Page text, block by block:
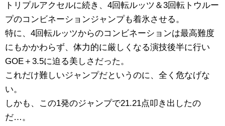
トリプルアクセルに続き、4回転ルッツ＆3回転トウルー
プのコンビネーションジャンプも着氷させる。
特に、4回転ルッツからのコンビネーションは最高難度
にもかかわらず、体力的に厳しくなる演技後半に行い
GOE＋3.5に迫る美しさだった。
これだけ難しいジャンプだというのに、全く危なげな
い。
しかも、この1発のジャンプで21.21点叩き出したの
だ…。